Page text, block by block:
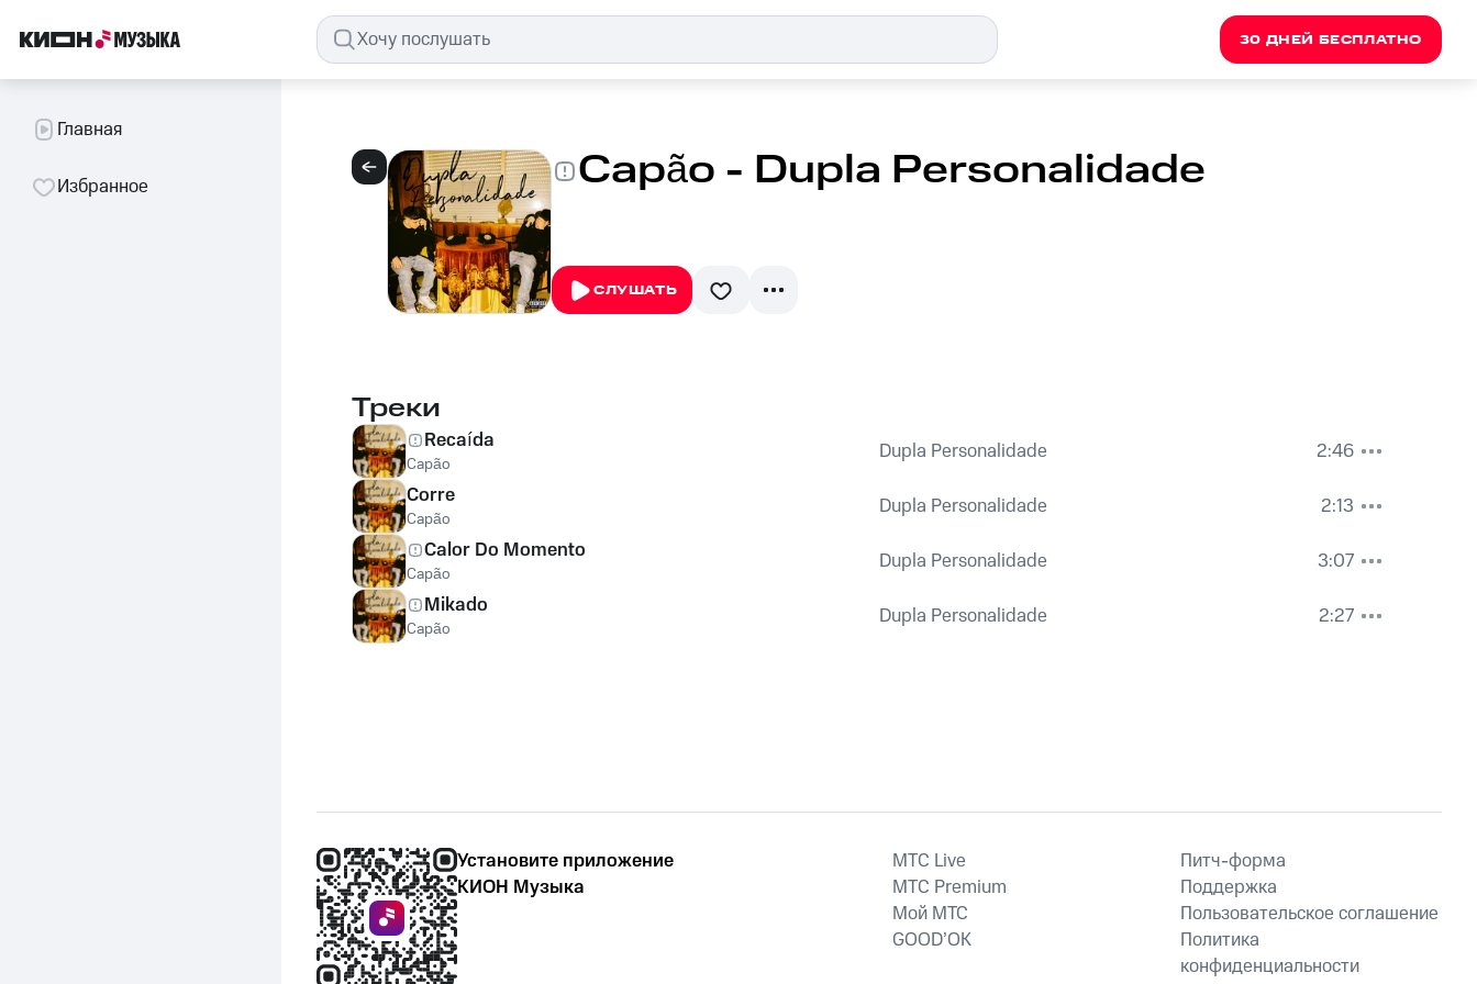
30 ДНЕЙ БЕСПЛАТНО
Главная
Избранное Capão - Dupla Personalidade
СЛУШАТЬ
Треки
Recaída
Capão Dupla Personalidade
2:46
Corre
Capão Dupla Personalidade
2:13
Calor Do Momento
Capão Dupla Personalidade
3:07
Mikado
Capão Dupla Personalidade 2:27
Установите приложение
КИОН Музыка
MTС Live
MTС Premium
Мой МТС
GOOD’OK
Питч-форма
Поддержка
Пользовательское соглашение
Политика
конфиденциальности